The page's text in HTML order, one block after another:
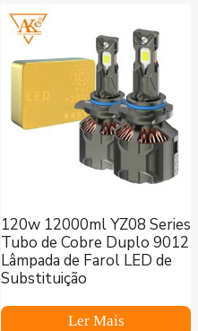
120w 12000ml YZ08 Series
Tubo de Cobre Duplo 9012
Lâmpada de Farol LED de
Substituição
Ler Mais